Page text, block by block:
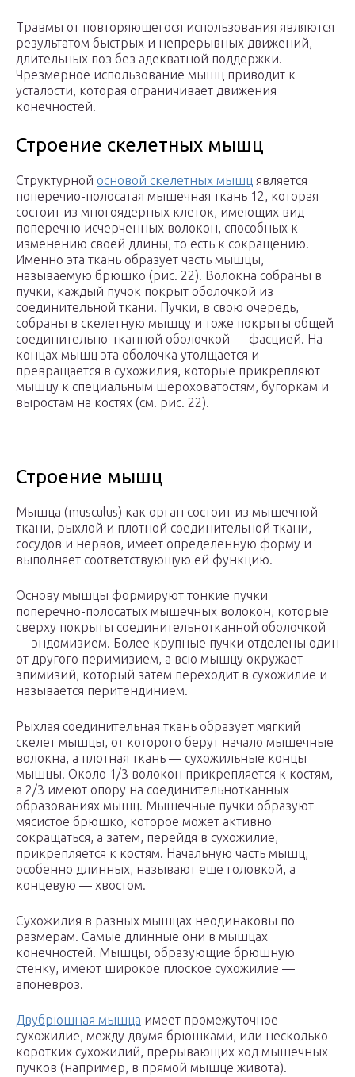
Травмы от повторяющегося использования являются
результатом быстрых и непрерывных движений,
длительных поз без адекватной поддержки.
Чрезмерное использование мышц приводит к
усталости, которая ограничивает движения
конечностей.
Строение скелетных мышц
Структурной основой скелетных мышц является
поперечио-полосатая мышечная ткань 12, которая
состоит из многоядерных клеток, имеющих вид
поперечно исчерченных волокон, способных к
изменению своей длины, то есть к сокращению.
Именно эта ткань образует часть мышцы,
называемую брюшко (рис. 22). Волокна собраны в
пучки, каждый пучок покрыт оболочкой из
соединительной ткани. Пучки, в свою очередь,
собраны в скелетную мышцу и тоже покрыты общей
соединительно-тканной оболочкой — фасцией. На
концах мышц эта оболочка утолщается и
превращается в сухожилия, которые прикрепляют
мышцу к специальным шероховатостям, бугоркам и
выростам на костях (см. рис. 22).
Строение мышц
Мышца (musculus) как орган состоит из мышечной
ткани, рыхлой и плотной соединительной ткани,
сосудов и нервов, имеет определенную форму и
выполняет соответствующую ей функцию.
Основу мышцы формируют тонкие пучки
поперечно-полосатых мышечных волокон, которые
сверху покрыты соединительнотканной оболочкой
— эндомизием. Более крупные пучки отделены один
от другого перимизием, а всю мышцу окружает
эпимизий, который затем переходит в сухожилие и
называется перитендинием.
Рыхлая соединительная ткань образует мягкий
скелет мышцы, от которого берут начало мышечные
волокна, а плотная ткань — сухожильные концы
мышцы. Около 1/3 волокон прикрепляется к костям,
а 2/3 имеют опору на соединительнотканных
образованиях мышц. Мышечные пучки образуют
мясистое брюшко, которое может активно
сокращаться, а затем, перейдя в сухожилие,
прикрепляется к костям. Начальную часть мышц,
особенно длинных, называют еще головкой, а
концевую — хвостом.
Сухожилия в разных мышцах неодинаковы по
размерам. Самые длинные они в мышцах
конечностей. Мышцы, образующие брюшную
стенку, имеют широкое плоское сухожилие —
апоневроз.
Двубрюшная мышца имеет промежуточное
сухожилие, между двумя брюшками, или несколько
коротких сухожилий, прерывающих ход мышечных
пучков (например, в прямой мышце живота).